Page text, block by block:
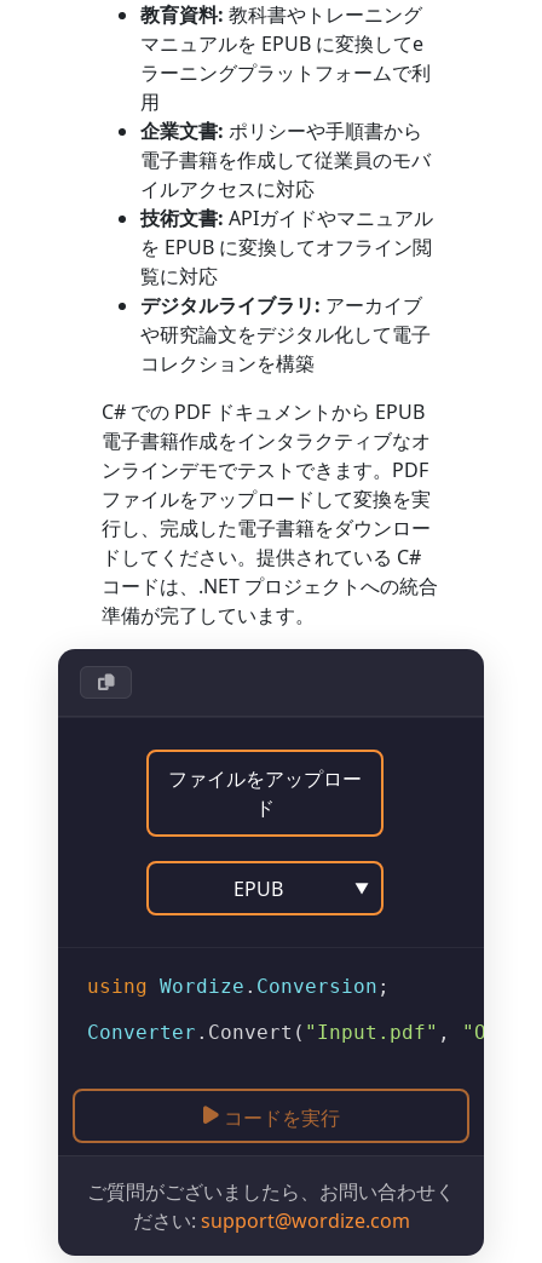
教育資料: 教科書やトレーニング
マニュアルを EPUB に変換してe
ラーニングプラットフォームで利
用
企業文書: ポリシーや手順書から
電子書籍を作成して従業員のモバ
イルアクセスに対応
技術文書: APIガイドやマニュアル
を EPUB に変換してオフライン閲
覧に対応
デジタルライブラリ: アーカイブ
や研究論文をデジタル化して電子
コレクションを構築
C# での PDF ドキュメントから EPUB
電子書籍作成をインタラクティブなオ
ンラインデモでテストできます。PDF
ファイルをアップロードして変換を実
行し、完成した電子書籍をダウンロー
ドしてください。提供されている C#
コードは、.NET プロジェクトへの統合
準備が完了しています。
ファイルをアップロー
ド
EPUB ▼
using Wordize . Conversion ;
Converter . Convert ( "Input.pdf" ,
コードを実行
ご質問がございましたら、お問い合わせく
ださい: support@wordize.com